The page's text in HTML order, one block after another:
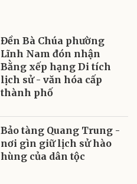
Đền Bà Chúa phường
Lĩnh Nam đón nhận
Bằng xếp hạng Di tích
lịch sử - văn hóa cấp
thành phố
Bảo tàng Quang Trung -
nơi gìn giữ lịch sử hào
hùng của dân tộc